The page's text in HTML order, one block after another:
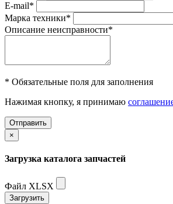
E-mail*
Марка техники*
Описание неисправности*
* Обязательные поля для заполнения
Нажимая кнопку, я принимаю
Отправить
×
Загрузка каталога запчастей
Файл XLSX
Загрузить